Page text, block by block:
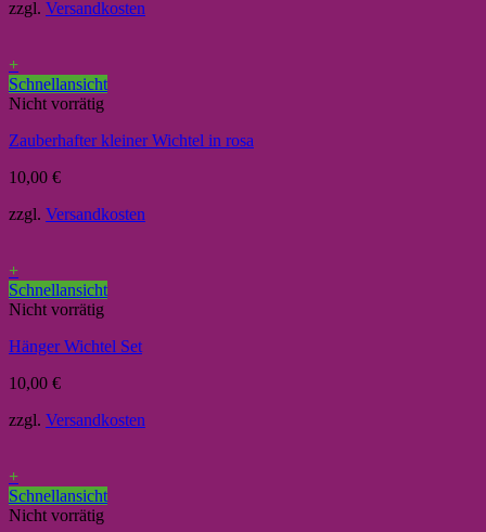
zzgl. Versandkosten
+
Schnellansicht
Nicht vorrätig
Zauberhafter kleiner Wichtel in rosa
10,00 €
zzgl. Versandkosten
+
Schnellansicht
Nicht vorrätig
Hänger Wichtel Set
10,00 €
zzgl. Versandkosten
+
Schnellansicht
Nicht vorrätig